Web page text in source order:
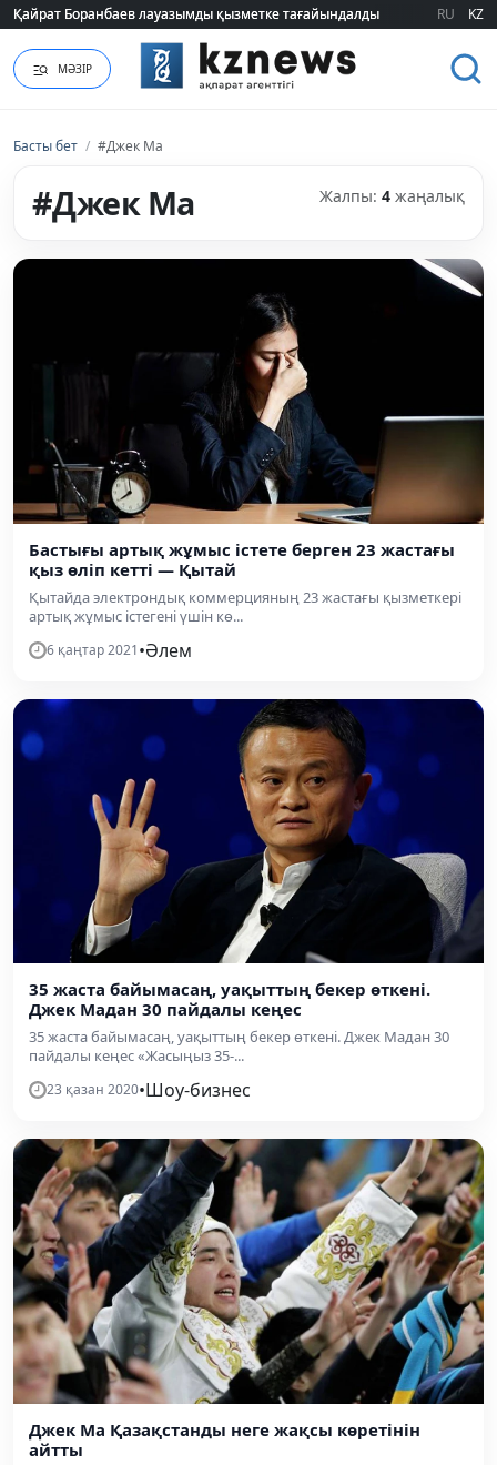
Қайрат Боранбаев лауазымды қызметке тағайындалды
Қайрат Боранбаев лауазымды қызметке тағайындалды RU KZ
МӘЗІР
Басты бет / #Джек Ма
#Джек Ма Жалпы: 4 жаңалық
Бастығы артық жұмыс істете берген 23 жастағы
қыз өліп кетті — Қытай
Қытайда электрондық коммерцияның 23 жастағы қызметкері
артық жұмыс істегені үшін кө...
6 қаңтар 2021•Әлем
35 жаста байымасаң, уақыттың бекер өткені.
Джек Мадан 30 пайдалы кеңес
35 жаста байымасаң, уақыттың бекер өткені. Джек Мадан 30
пайдалы кеңес «Жасыңыз 35-...
23 қазан 2020•Шоу-бизнес
Джек Ма Қазақстанды неге жақсы көретінін
айтты